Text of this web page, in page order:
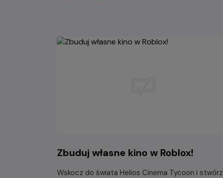
Zbuduj własne kino w Roblox!
Wskocz do świata Helios Cinema Tycoon i stwórz